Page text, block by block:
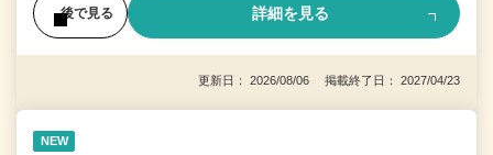
後で見る 詳細を見る
更新日： 2026/08/06 掲載終了日： 2027/04/23
NEW